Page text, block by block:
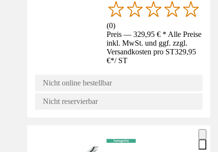
(0)
Preis — 329,95 € * Alle Preise
inkl. MwSt. und ggf. zzgl.
Versandkosten pro ST329,95
€*/ ST
Nicht online bestellbar
Nicht reservierbar